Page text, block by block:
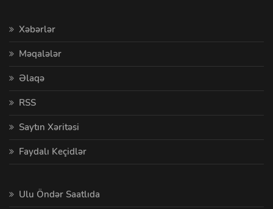
Xəbərlər
Məqalələr
Əlaqə
RSS
Saytın Xəritəsi
Faydalı Keçidlər
Ulu Öndər Saatlıda